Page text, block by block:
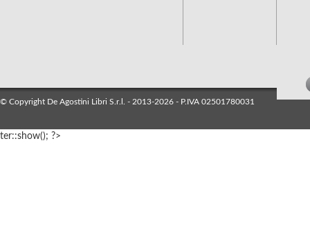
© Copyright De Agostini Libri S.r.l. - 2013-2026 - P.IVA 02501780031
ter::show(); ?>